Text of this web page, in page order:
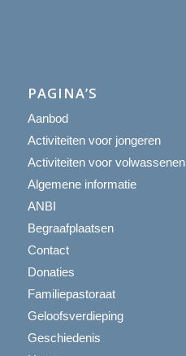
PAGINA’S
Aanbod
Activiteiten voor jongeren
Activiteiten voor volwassenen
Algemene informatie
ANBI
Begraafplaatsen
Contact
Donaties
Familiepastoraat
Geloofsverdieping
Geschiedenis